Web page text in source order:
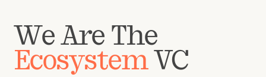
We Are The
EcosystemVC